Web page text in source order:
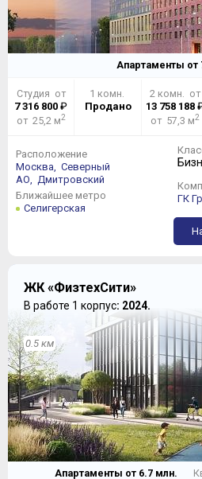
Апартаменты от
Студия от
7 316 800 ₽
от 25,2 м2
1 комн.
Продано
2 комн. от
13 758 188
от 57,3 м2
Расположение
Москва, Северный
АО, Дмитровский
Ближайшее метро
Селигерская
ГК
ЖК «ФизтехСити»
В работе 1 корпус: 2024.
0.5 км
Апартаменты от 6.7 млн.